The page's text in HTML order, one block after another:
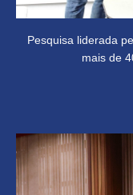
Pesquisa liderada
mais de